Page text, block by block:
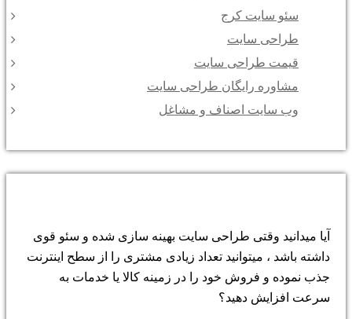
سئو سایت کرج
طراحی سایت
قیمت طراحی سایت
مشاوره رایگان طراحی سایت
وب سایت اصناف و مشاغل
آیا میدانید وقتی طراحی سایت بهینه سازی شده و سئو قوی
داشته باشد ، میتوانید تعداد زیادی مشتری را از سطح اینترنت
جذب نموده و فروش خود را در زمینه کالا یا خدمات به
سرعت افزایش دهید؟